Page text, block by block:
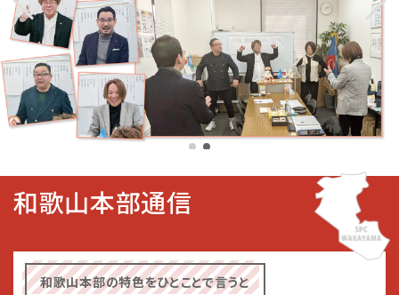
和歌山本部通信
和歌山本部の特色をひとことで言うと